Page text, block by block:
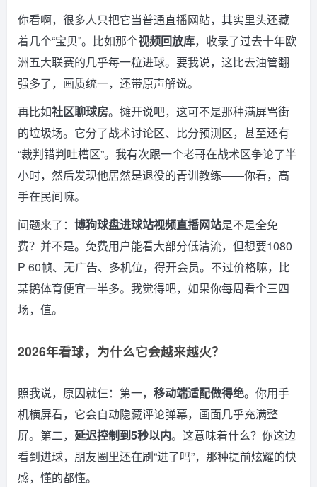
你看啊，很多人只把它当普通直播网站，其实里头还藏
着几个“宝贝”。比如那个视频回放库，收录了过去十年欧
洲五大联赛的几乎每一粒进球。要我说，这比去油管翻
强多了，画质统一，还带原声解说。
再比如社区聊球房。摊开说吧，这可不是那种满屏骂街
的垃圾场。它分了战术讨论区、比分预测区，甚至还有
“裁判错判吐槽区”。我有次跟一个老哥在战术区争论了半
小时，然后发现他居然是退役的青训教练——你看，高
手在民间嘛。
问题来了： 博狗球盘进球站视频直播网站是不是全免
费？并不是。免费用户能看大部分低清流，但想要1080
P 60帧、无广告、多机位，得开会员。不过价格嘛，比
某鹅体育便宜一半多。我觉得吧，如果你每周看个三四
场，值。
2026年看球，为什么它会越来越火？
照我说，原因就仨：第一， 移动端适配做得绝。你用手
机横屏看，它会自动隐藏评论弹幕，画面几乎充满整
屏。第二， 延迟控制到5秒以内。这意味着什么？你这边
看到进球，朋友圈里还在刷“进了吗”，那种提前炫耀的快
感，懂的都懂。